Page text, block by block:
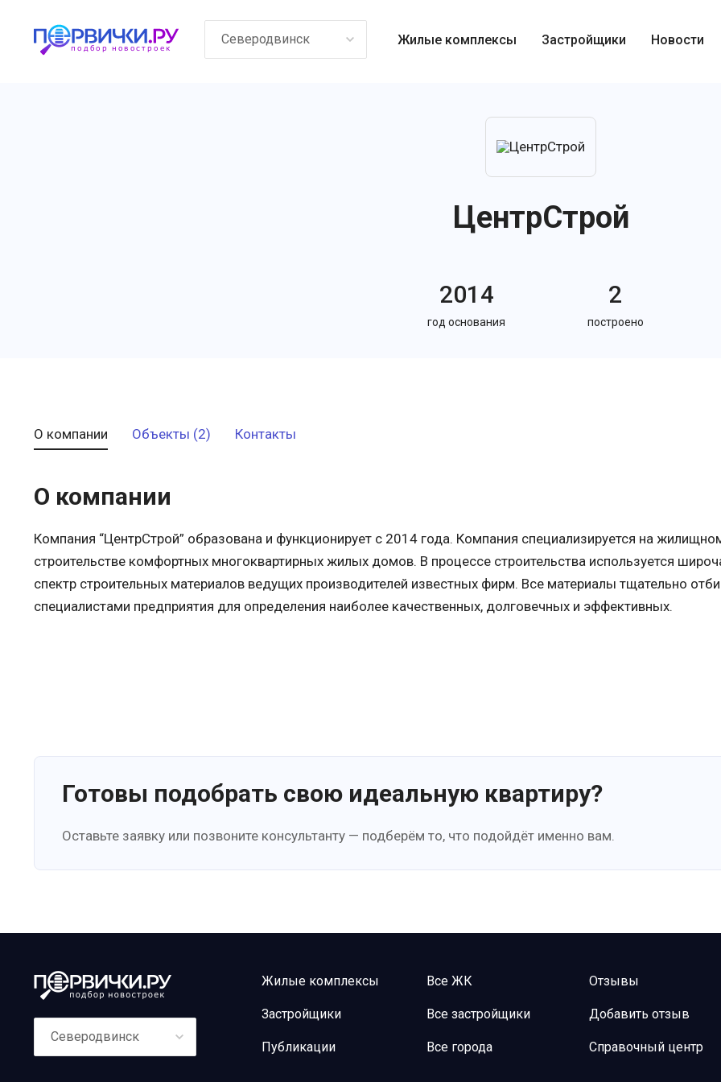
Северодвинск Жилые комплексы Застройщики Новости
ЦентрСтрой
2014
год основания
2
построено
О компании Объекты (2) Контакты
О компании
Компания “ЦентрСтрой” образована и функционирует с 2014 года. Компания специализируется на
строительстве комфортных многоквартирных жилых домов. В процессе строительства используется
спектр строительных материалов ведущих производителей известных фирм. Все материалы тщательно
специалистами предприятия для определения наиболее качественных, долговечных и эффективных.
Готовы подобрать свою идеальную квартиру?
Оставьте заявку или позвоните консультанту — подберём то, что подойдёт именно вам.
Северодвинск
Жилые комплексы
Застройщики
Публикации
Все ЖК
Все застройщики
Все города
Отзывы
Добавить отзыв
Справочный центр